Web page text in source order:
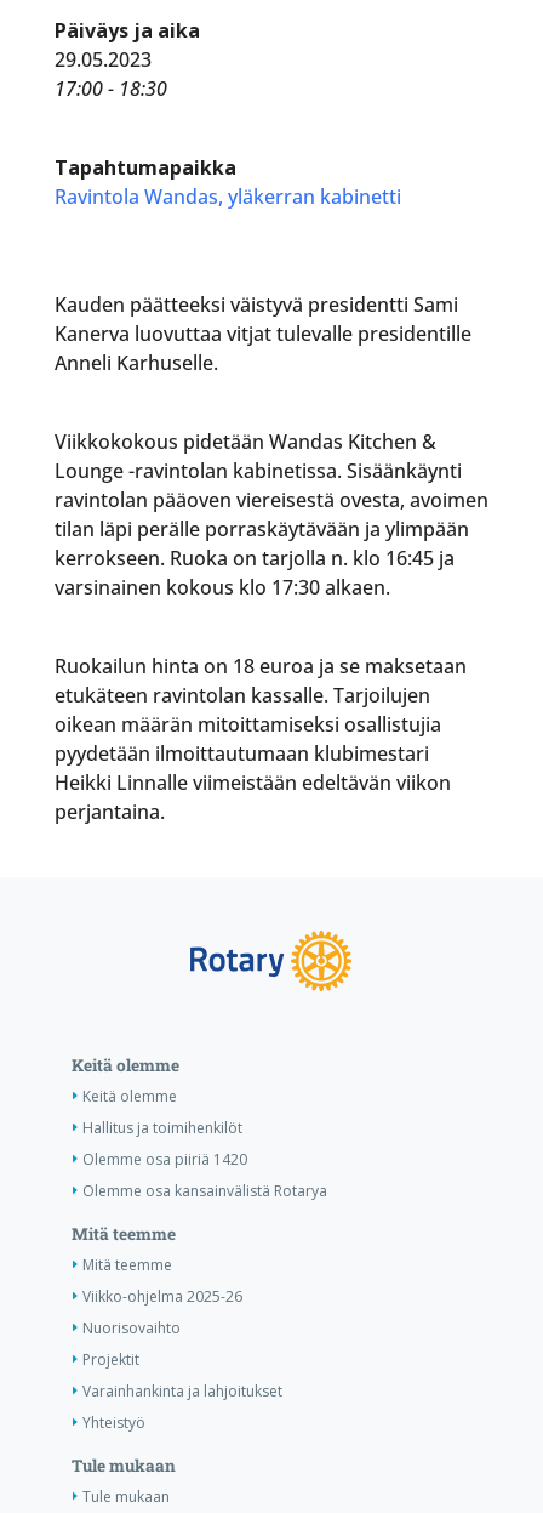
Päiväys ja aika
29.05.2023
17:00 - 18:30
Tapahtumapaikka
Ravintola Wandas, yläkerran kabinetti
Kauden päätteeksi väistyvä presidentti Sami
Kanerva luovuttaa vitjat tulevalle presidentille
Anneli Karhuselle.
Viikkokokous pidetään Wandas Kitchen &
Lounge -ravintolan kabinetissa. Sisäänkäynti
ravintolan pääoven viereisestä ovesta, avoimen
tilan läpi perälle porraskäytävään ja ylimpään
kerrokseen. Ruoka on tarjolla n. klo 16:45 ja
varsinainen kokous klo 17:30 alkaen.
Ruokailun hinta on 18 euroa ja se maksetaan
etukäteen ravintolan kassalle. Tarjoilujen
oikean määrän mitoittamiseksi osallistujia
pyydetään ilmoittautumaan klubimestari
Heikki Linnalle viimeistään edeltävän viikon
perjantaina.
Keitä olemme
Keitä olemme
Hallitus ja toimihenkilöt
Olemme osa piiriä 1420
Olemme osa kansainvälistä Rotarya
Mitä teemme
Mitä teemme
Viikko-ohjelma 2025-26
Nuorisovaihto
Projektit
Varainhankinta ja lahjoitukset
Yhteistyö
Tule mukaan
Tule mukaan